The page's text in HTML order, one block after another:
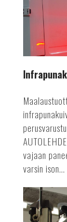
vajaan
varsin ison...
Kevyen
kaluston